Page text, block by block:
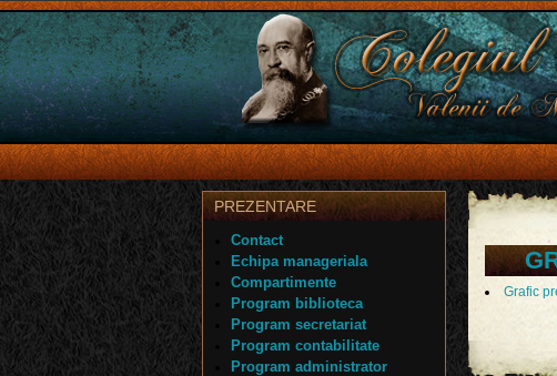
Grafic
PREZENTARE
Contact
Echipa manageriala
Compartimente
Program biblioteca
Program secretariat
Program contabilitate
Program administrator